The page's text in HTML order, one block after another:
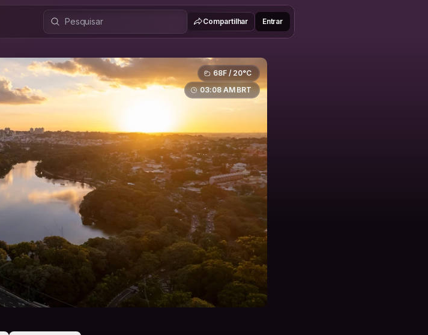
Compartilhar Entrar
68F / 20°C
03:08 AM BRT